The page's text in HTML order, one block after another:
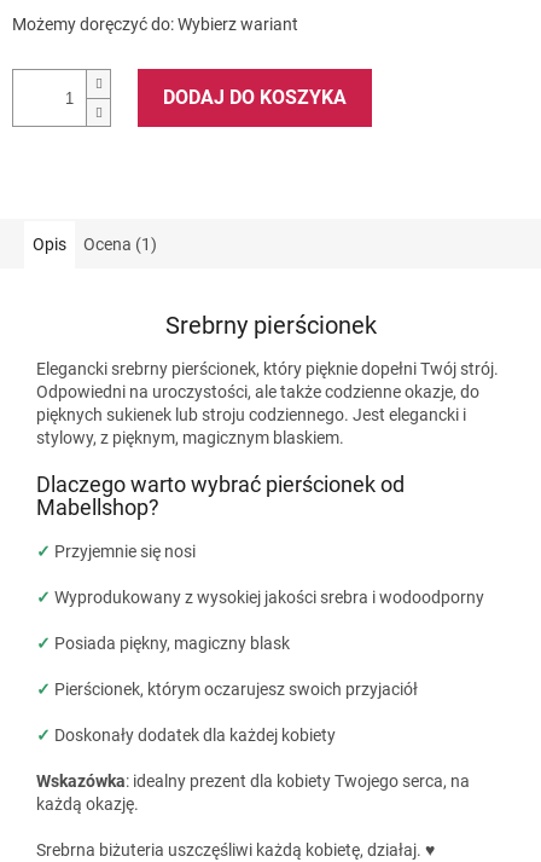
Możemy doręczyć do:Wybierz wariant
DODAJ DO KOSZYKA
Opis Ocena (1)
Srebrny pierścionek
Elegancki srebrny pierścionek, który pięknie dopełni Twój strój.
Odpowiedni na uroczystości, ale także codzienne okazje, do
pięknych sukienek lub stroju codziennego. Jest elegancki i
stylowy, z pięknym, magicznym blaskiem.
Dlaczego warto wybrać pierścionek od
Mabellshop?
✓ Przyjemnie się nosi
✓ Wyprodukowany z wysokiej jakości srebra i wodoodporny
✓ Posiada piękny, magiczny blask
✓ Pierścionek, którym oczarujesz swoich przyjaciół
✓ Doskonały dodatek dla każdej kobiety
Wskazówka: idealny prezent dla kobiety Twojego serca, na
każdą okazję.
Srebrna biżuteria uszczęśliwi każdą kobietę, działaj. ♥